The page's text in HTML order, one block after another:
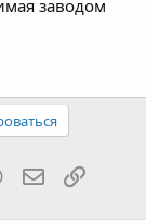
заводом
WhatsApp Ссылка